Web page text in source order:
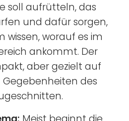
soll aufrütteln, das
und dafür sorgen,
wissen, worauf es im
ankommt. Der
aber gezielt auf
des